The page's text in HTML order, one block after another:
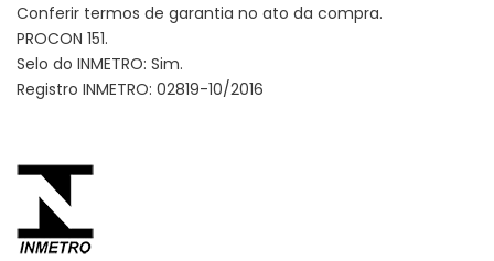
Conferir termos de garantia no ato da compra.
PROCON 151.
Selo do INMETRO: Sim.
Registro INMETRO: 02819-10/2016